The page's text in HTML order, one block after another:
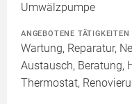
Umwälzpumpe
ANGEBOTENE TÄTIGKEITEN
Wartung, Reparatur,
Austausch, Beratung,
Thermostat,